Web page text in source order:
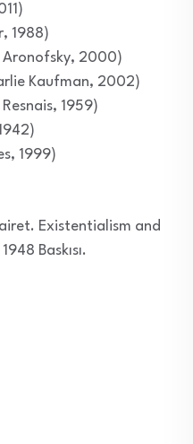
1988)
Aronofsky, 2000)
Kaufman, 2002)
1959)
1999)
Existentialism and
Baskısı.